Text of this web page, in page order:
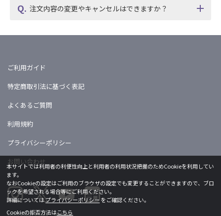
注文内容の変更やキャンセルはできますか？
ご利用ガイド
特定商取引法に基づく表記
よくあるご質問
利用規約
プライバシーポリシー
お問い合わせ
Licensed by khara ©khara
本サイトでは利用者の利便性向上と利用者の利用状況把握のためCookieを利用してい
ます。
なおCookieの設定はご利用のブラウザの設定でも変更することができますので、ブロ
ックを希望される場合等にご利用ください。
詳細についてはプライバシーポリシーをご確認ください。
Cookieの拒否方法はこちら